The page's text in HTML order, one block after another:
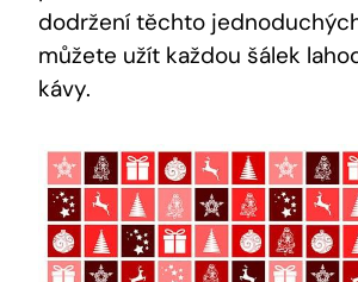
dodržení těchto
můžete užít každou šálek
kávy.